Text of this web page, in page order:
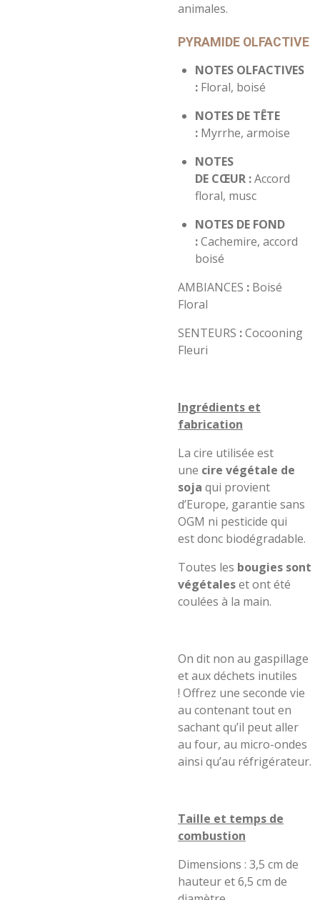
animales.
PYRAMIDE OLFACTIVE
NOTES OLFACTIVES
: Floral, boisé
NOTES DE TÊTE
: Myrrhe, armoise
NOTES
DE CŒUR :Accord
floral, musc
NOTES DE FOND
:Cachemire, accord
boisé
AMBIANCES : Boisé
Floral
SENTEURS :Cocooning
Fleuri
Ingrédients et
fabrication
La cire utilisée est
une cire végétale de
soja qui provient
d’Europe, garantie sans
OGM ni pesticide qui
estdonc biodégradable.
Toutes les bougies sont
végétaleset ont été
coulées à la main.
On dit non au gaspillage
et aux déchets inutiles
! Offrez une seconde vie
au contenant tout en
sachant qu’il peutaller
au four, au micro-ondes
ainsi qu’au réfrigérateur.
Taille et temps de
combustion
Dimensions : 3,5 cm de
hauteur et 6,5 cm de